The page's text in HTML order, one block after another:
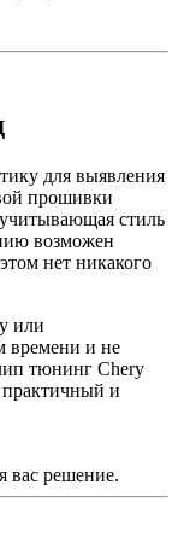
для выявления
прошивки
стиль
возможен
нет никакого
или
времени и не
тюнинг Chery
и
вас решение.